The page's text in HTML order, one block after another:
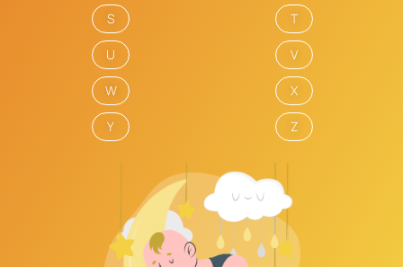
S T
U V
W X
Y Z